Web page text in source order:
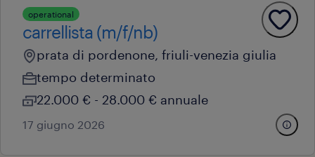
operational
carrellista (m/f/nb)
prata di pordenone, friuli-venezia giulia
tempo determinato
22.000 € - 28.000 € annuale
17 giugno 2026